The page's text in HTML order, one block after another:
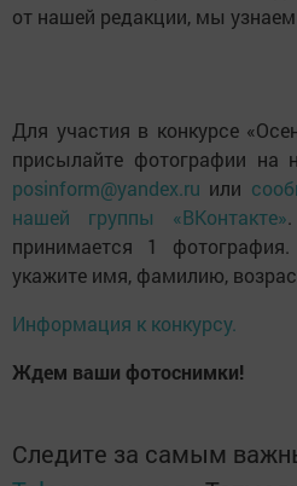
от нашей редакции, мы
Для участия в конкурсе
присылайте фотографии на
posinform@yandex.ru или
нашей группы «ВКонтакте»
принимается 1
укажите имя, фамилию,
Информация к конкурсу.
Ждем ваши фотоснимки!
Следите за самым